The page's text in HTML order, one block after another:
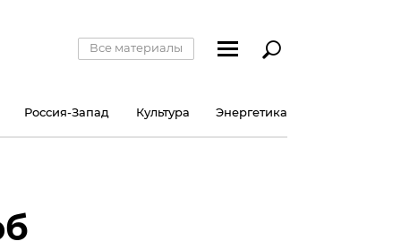
Все материалы
Россия-Запад Культура Энергетика